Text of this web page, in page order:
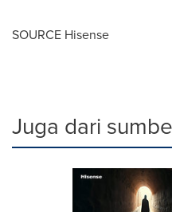
SOURCE Hisense
Juga dari